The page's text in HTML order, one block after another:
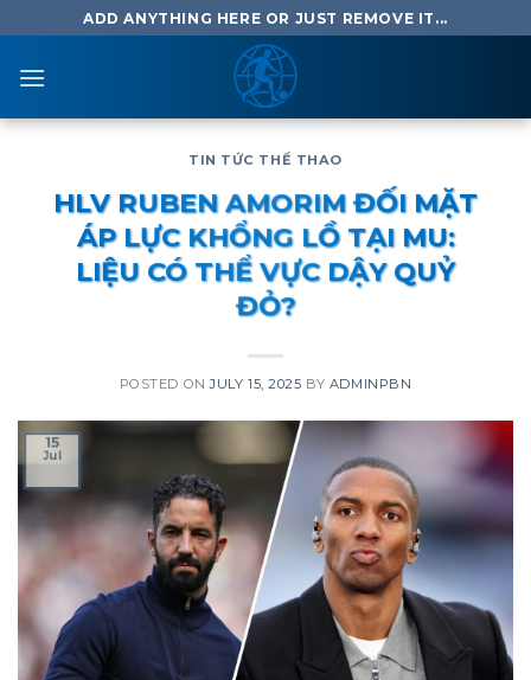
to
content
ADD ANYTHING HERE OR JUST REMOVE IT...
TIN TỨC THỂ THAO
HLV RUBEN AMORIM ĐỐI MẶT
ÁP LỰC KHỔNG LỒ TẠI MU:
LIỆU CÓ THỂ VỰC DẬY QUỶ
ĐỎ?
POSTED ONJULY 15, 2025 BY ADMINPBN
15
Jul